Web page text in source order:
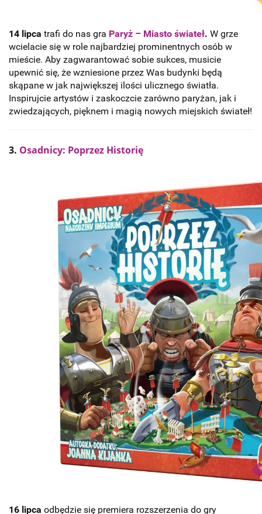
14 lipca trafi do nas gra Paryż – Miasto świateł. W grze
wcielacie się w role najbardziej prominentnych osób w
mieście. Aby zagwarantować sobie sukces, musicie
upewnić się, że wzniesione przez Was budynki będą
skąpane w jak największej ilości ulicznego światła.
Inspirujcie artystów i zaskoczcie zarówno paryżan, jak i
zwiedzających, pięknem i magią nowych miejskich świateł!
3. Osadnicy: Poprzez Historię
16 lipca odbędzie się premiera rozszerzenia do gry